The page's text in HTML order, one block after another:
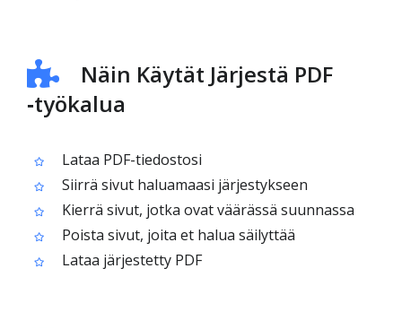
Näin Käytät Järjestä PDF
‑työkalua
Lataa PDF-tiedostosi
Siirrä sivut haluamaasi järjestykseen
Kierrä sivut, jotka ovat väärässä suunnassa
Poista sivut, joita et halua säilyttää
Lataa järjestetty PDF